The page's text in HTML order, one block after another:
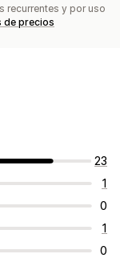
recurrentes y por uso
de precios
23
1
0
1
0